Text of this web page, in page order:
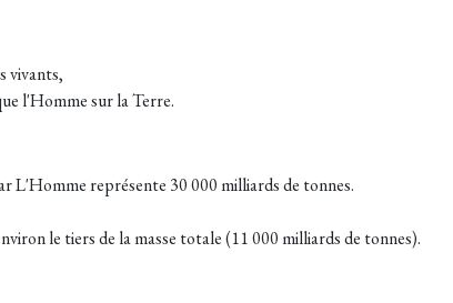
vivants,
l'Homme sur la Terre.
L'Homme représente 30 000 milliards de tonnes.
le tiers de la masse totale (11 000 milliards de tonnes).